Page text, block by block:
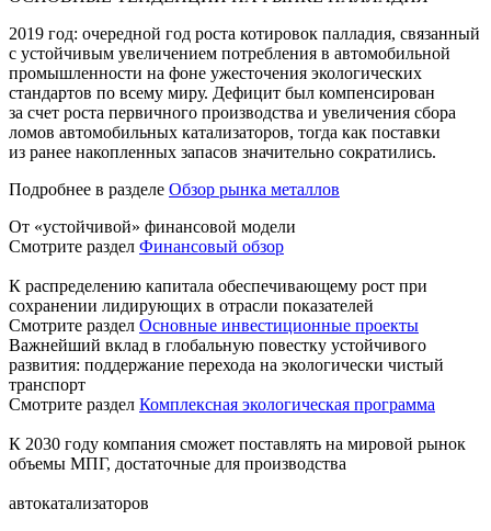
2019 год: очередной год роста котировок палладия, связанный
с устойчивым увеличением потребления в автомобильной
промышленности на фоне ужесточения экологических
стандартов по всему миру. Дефицит был компенсирован
за счет роста первичного производства и увеличения сбора
ломов автомобильных катализаторов, тогда как поставки
из ранее накопленных запасов значительно сократились.
Подробнее в разделе Обзор рынка металлов
От «устойчивой» финансовой модели
Смотрите раздел Финансовый обзор
К распределению капитала обеспечивающему рост при
сохранении лидирующих в отрасли показателей
Смотрите раздел Основные инвестиционные проекты
Важнейший вклад в глобальную повестку устойчивого
развития: поддержание перехода на экологически чистый
транспорт
Смотрите раздел Комплексная экологическая программа
К 2030 году компания сможет поставлять на мировой рынок
объемы МПГ, достаточные для производства
автокатализаторов